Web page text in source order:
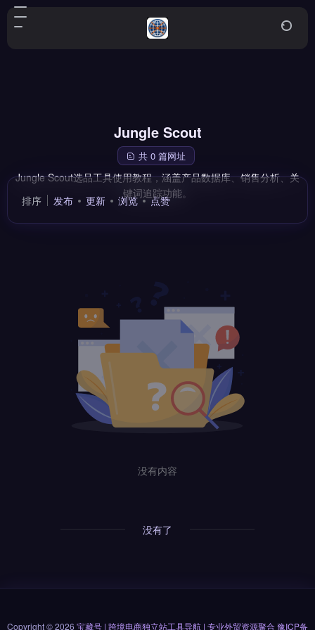
Jungle Scout
共 0 篇网址
Jungle Scout选品工具使用教程，涵盖产品数据库、销售分析、关
键词追踪功能。
排序 发布 更新 浏览 点赞
没有内容
没有了
Copyright © 2026 宝藏号 | 跨境电商独立站工具导航 | 专业外贸资源聚合豫ICP备